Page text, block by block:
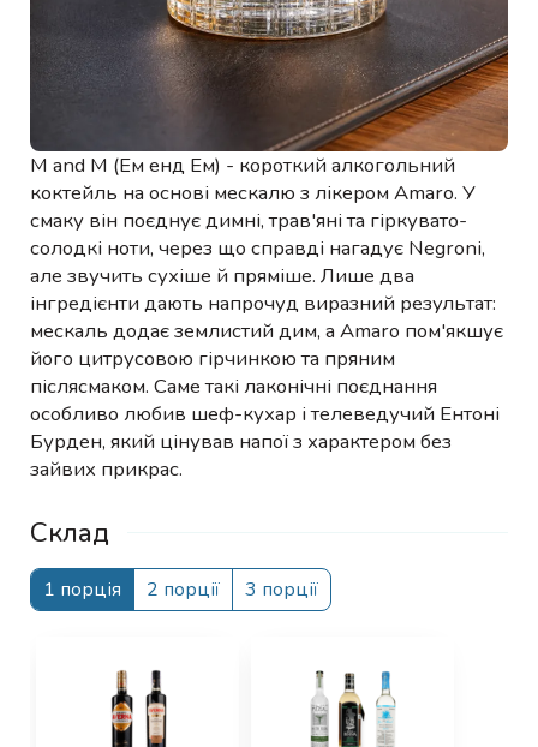
M and M (Ем енд Ем) - короткий алкогольний
коктейль на основі мескалю з лікером Amaro. У
смаку він поєднує димні, трав'яні та гіркувато-
солодкі ноти, через що справді нагадує Negroni,
але звучить сухіше й пряміше. Лише два
інгредієнти дають напрочуд виразний результат:
мескаль додає землистий дим, а Amaro пом'якшує
його цитрусовою гірчинкою та пряним
післясмаком. Саме такі лаконічні поєднання
особливо любив шеф-кухар і телеведучий Ентоні
Бурден, який цінував напої з характером без
зайвих прикрас.
Склад
1 порція 2 порції 3 порції